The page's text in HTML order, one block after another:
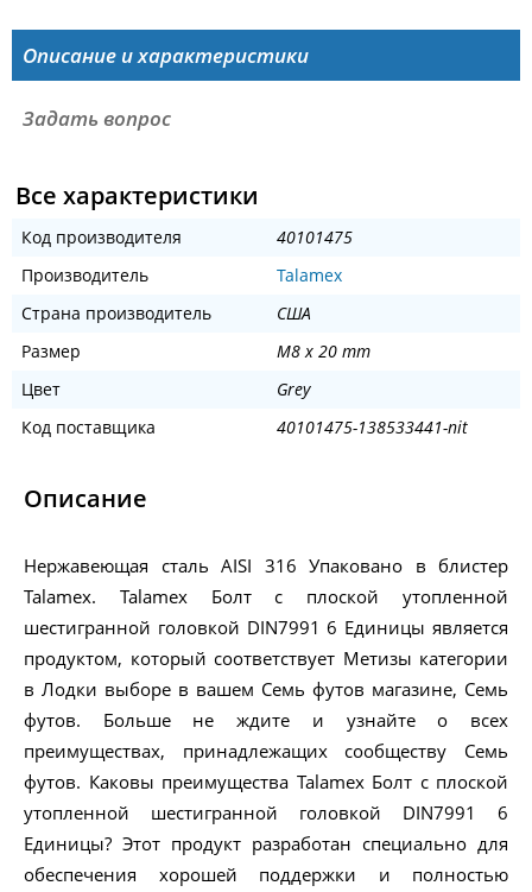
Описание и характеристики
Задать вопрос
Все характеристики
Код производителя
40101475
Производитель
Talamex
Страна производитель
США
Размер
M8 x 20 mm
Цвет
Grey
Код поставщика
40101475-138533441-nit
Описание
Нержавеющая сталь AISI 316 Упаковано в блистер
Talamex. Talamex Болт с плоской утопленной
шестигранной головкой DIN7991 6 Единицы является
продуктом, который соответствует Метизы категории
в Лодки выборе в вашем Семь футов магазине, Семь
футов. Больше не ждите и узнайте о всех
преимуществах, принадлежащих сообществу Семь
футов. Каковы преимущества Talamex Болт с плоской
утопленной шестигранной головкой DIN7991 6
Единицы? Этот продукт разработан специально для
обеспечения хорошей поддержки и полностью